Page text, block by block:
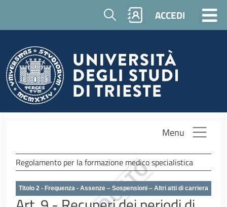
Salta al contenuto principale
Cerca ACCEDI
Menu
Regolamento per la formazione medico specialistica
Titolo 2 - Frequenza - Assenze – Sospensioni – Altri atti di carriera